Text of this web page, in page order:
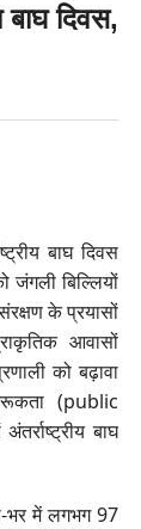
दिवस,
बाघ दिवस
बिल्लियों
के प्रयासों
आवासों
को बढ़ावा
(public
बाघ
भर में लगभग 97